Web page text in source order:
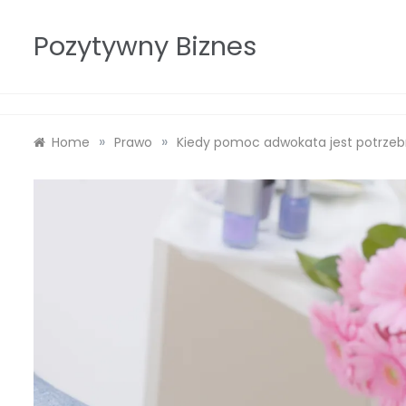
contentPozytywny Biznes
Home » Prawo » Kiedy pomoc adwokata jest